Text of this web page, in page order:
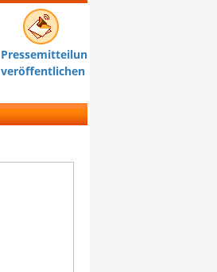
Pressemitteilung
veröffentlichen